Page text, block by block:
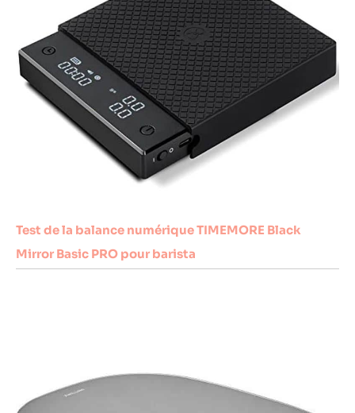
Test de la balance numérique TIMEMORE Black
Mirror Basic PRO pour barista